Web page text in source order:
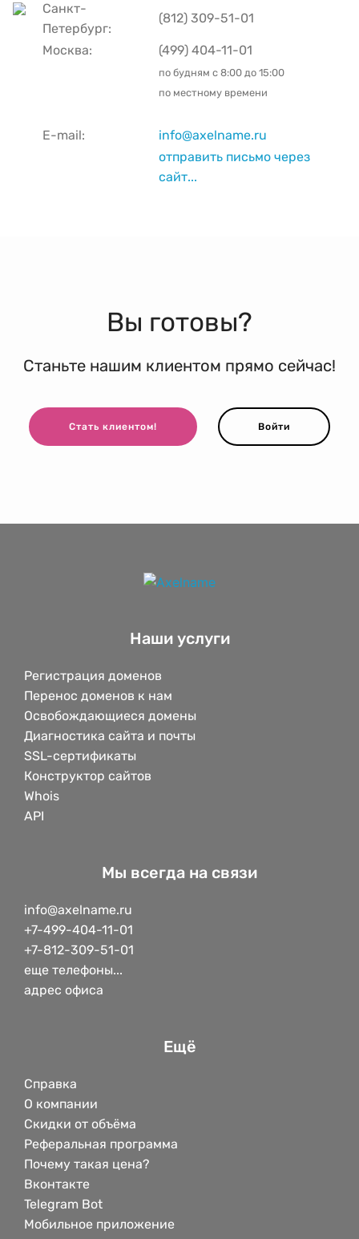
Санкт-
Петербург:
(812) 309-51-01
Москва: (499) 404-11-01
по будням с 8:00 до 15:00
по местному времени
E-mail:
info@axelname.ru
отправить письмо через
сайт...
Вы готовы?
Станьте нашим клиентом прямо сейчас!
Стать клиентом! Войти
Наши услуги
Регистрация доменов
Перенос доменов к нам
Освобождающиеся домены
Диагностика сайта и почты
SSL-сертификаты
Конструктор сайтов
Whois
API
Мы всегда на связи
info@axelname.ru
+7-499-404-11-01
+7-812-309-51-01
еще телефоны...
адрес офиса
Ещё
Справка
О компании
Скидки от объёма
Реферальная программа
Почему такая цена?
Вконтакте
Telegram Bot
Мобильное приложение